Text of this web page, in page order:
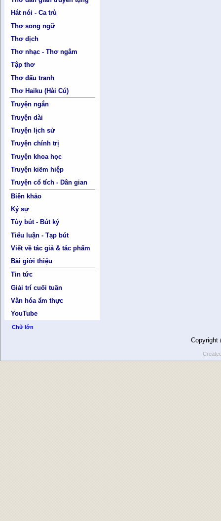
Hát nói - Ca trù
Thơ song ngữ
Thơ dịch
Thơ nhạc - Thơ ngâm
Tập thơ
Thơ đấu tranh
Thơ Haiku (Hài Cú)
Truyện ngắn
Truyện dài
Truyện lịch sử
Truyện chính trị
Truyện khoa học
Truyện kiếm hiệp
Truyện cổ tích - Dân gian
Biên khảo
Ký sự
Tùy bút - Bút ký
Tiểu luận - Tạp bút
Viết về tác giả & tác phẩm
Bài giới thiệu
Tin tức
Giải trí cuối tuần
Văn hóa ẩm thực
YouTube
Chữ lớn
Copyright